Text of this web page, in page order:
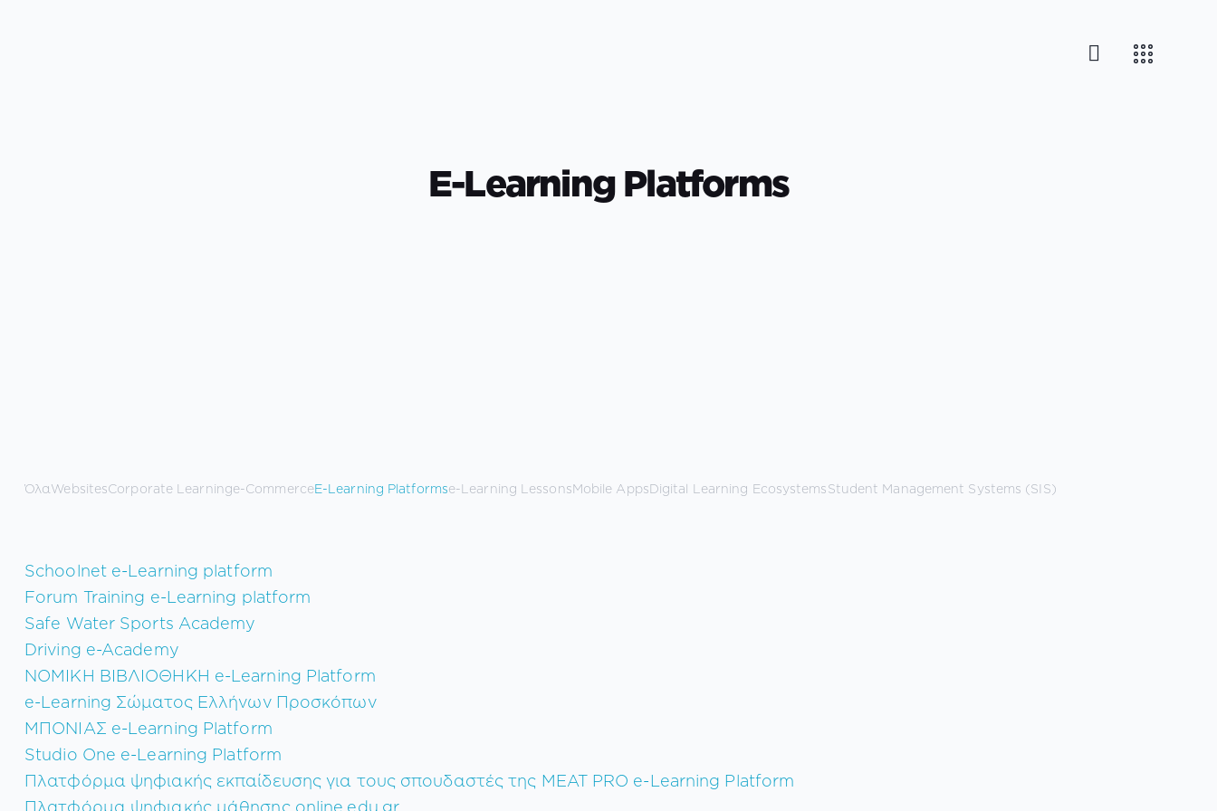
E-Learning Platforms
ΌλαWebsitesCorporate Learninge-CommerceE-Learning Platformse-Learning LessonsMobile AppsDigital Learning EcosystemsStudent Management Systems (SIS)
Schoolnet e-Learning platform
Forum Training e-Learning platform
Safe Water Sports Academy
Driving e-Academy
NOMIKH BΙΒΛΙΟΘΗΚΗ e-Learning Platform
e-Learning Σώματος Ελλήνων Προσκόπων
ΜΠΟΝΙΑΣ e-Learning Platform
Studio One e-Learning Platform
Πλατφόρμα ψηφιακής εκπαίδευσης για τους σπουδαστές της MEAT PRO e-Learning Platform